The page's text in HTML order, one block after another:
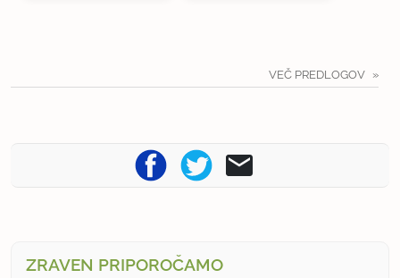
VEČ PREDLOGOV
ZRAVEN PRIPOROČAMO